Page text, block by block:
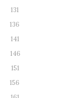
131
136
141
146
151
156